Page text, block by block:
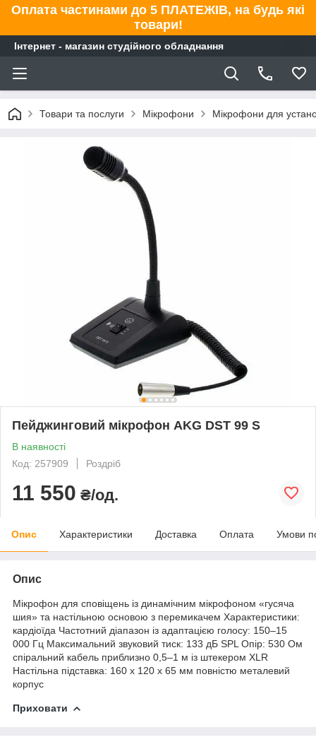
Оплата частинами до 5 ПЛАТЕЖІВ, на будь які
товари!
Інтернет - магазин студійного обладнання
Товари та послуги Мікрофони Мікрофони для
Пейджинговий мікрофон AKG DST 99 S
В наявності
Код: 257909
Роздріб
11 550 ₴/од.
Опис Характеристики Доставка Оплата Умови
Опис
Мікрофон для сповіщень із динамічним мікрофоном «гусяча
шия» та настільною основою з перемикачем Характеристики:
кардіоїда Частотний діапазон із адаптацією голосу: 150–15
000 Гц Максимальний звуковий тиск: 133 дБ SPL Опір: 530 Ом
спіральний кабель приблизно 0,5–1 м із штекером XLR
Настільна підставка: 160 x 120 x 65 мм повністю металевий
корпус
Приховати